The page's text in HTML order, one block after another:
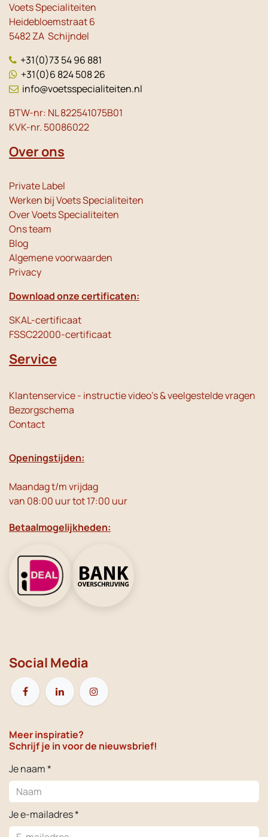
Voets Specialiteiten
Heidebloemstraat 6
5482 ZA Schijndel
+31(0)73 54 96 881
+31(0)6 824 508 26
info@voetsspecialiteiten.nl
BTW-nr: NL 822541075B01
KVK-nr. 50086022
Over ons
Private Label
Werken bij Voets Specialiteiten
Over Voets Specialiteiten
Ons team
Blog
Algemene voorwaarden
Privacy
Download onze certificaten:
SKAL-certificaat
FSSC22000-certificaat
Service
Klantenservice - instructie video's & veelgestelde vragen
Bezorgschema
Contact
Openingstijden:
Maandag t/m vrijdag
van 08:00 uur tot 17:00 uur
Betaalmogelijkheden:
Social Media
Meer inspiratie?
Schrijf je in voor de nieuwsbrief!
Je naam *
Je e-mailadres *